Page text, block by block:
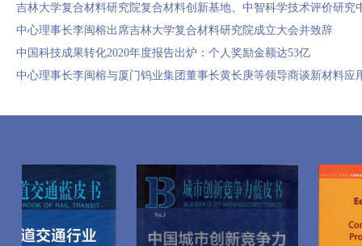
吉林大学复合材料研究院复合材料创新基地、中智科学技术评价研究
中心理事长李闽榕出席吉林大学复合材料研究院成立大会并致辞
中国科技成果转化2020年度报告出炉：个人奖励金额达53亿
中心理事长李闽榕与厦门钨业集团董事长黄长庚等领导商谈新材料应